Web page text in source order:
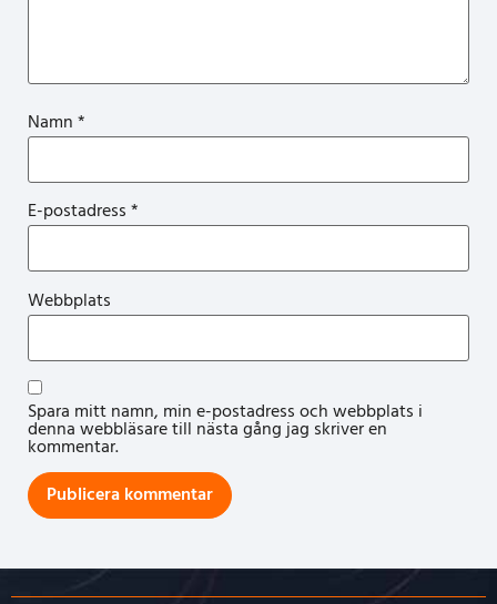
Namn*
E-postadress*
Webbplats
Spara mitt namn, min e-postadress och webbplats i
denna webbläsare till nästa gång jag skriver en
kommentar.